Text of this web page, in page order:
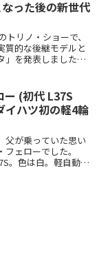
った後の新世代
トリノ・ショーで、
質的な後継モデルと
」を発表しました。
ー (初代 L37S
イハツ初の軽4輪
父が乗っていた思い
ェローでした。
。色は白。軽自動車